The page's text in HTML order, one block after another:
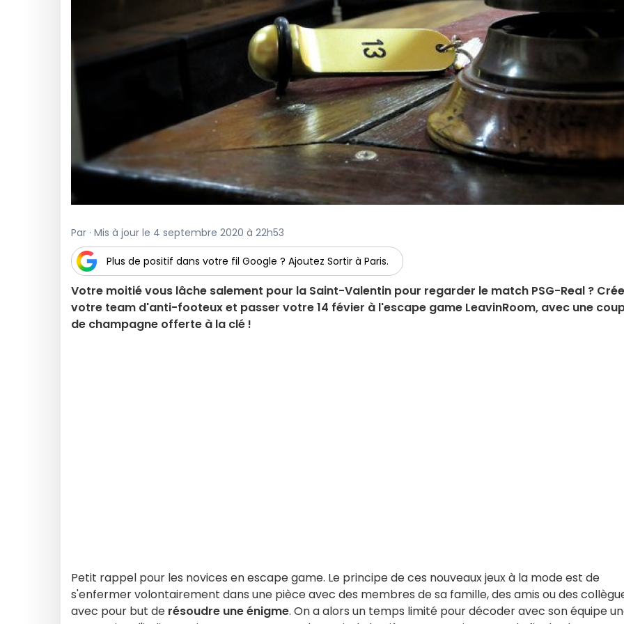
Par · Mis à jour le 4 septembre 2020 à 22h53
Plus de positif dans votre fil Google ? Ajoutez Sortir à Paris.
Votre moitié vous lâche salement pour la Saint-Valentin pour regarder le match PSG-Real ?
votre team d'anti-footeux et passer votre 14 févier à l'escape game LeavinRoom, avec une
de champagne offerte à la clé !
Petit rappel pour les novices en escape game. Le principe de ces nouveaux jeux à la mode est de
s'enfermer volontairement dans une pièce avec des membres de sa famille, des amis ou des
avec pour but de résoudre une énigme. On a alors un temps limité pour décoder avec son équipe